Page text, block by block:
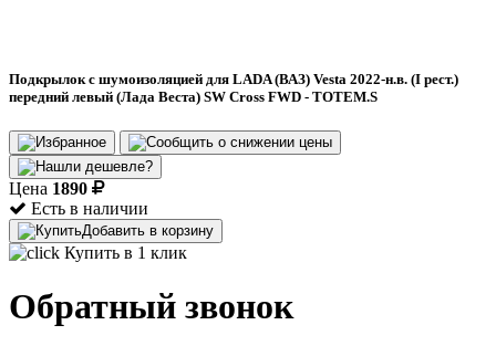
Подкрылок с шумоизоляцией для LADA (ВАЗ) Vesta 2022-н.в. (I рест.)
передний левый (Лада Веста) SW Cross FWD - TOTEM.S
Цена 1890
Есть в наличии
Добавить в корзину
Купить в 1 клик
Обратный звонок